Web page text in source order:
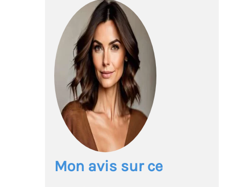
tensiomètre à bras
vous aide à connaître
votre tension artérielle
et votre ECG, fournit les
formes d'onde
systolique, diastolique,
du pouls, de la
fréquence cardiaque et
de l'ECG ☀️Rapport
d'analyse intelligent : le
AI-ECG Tracker pour la
santé cardiaque crée
votre ECG et effectue
une analyse IA avec des
rythmes réguliers et 17
Mon avis sur ce